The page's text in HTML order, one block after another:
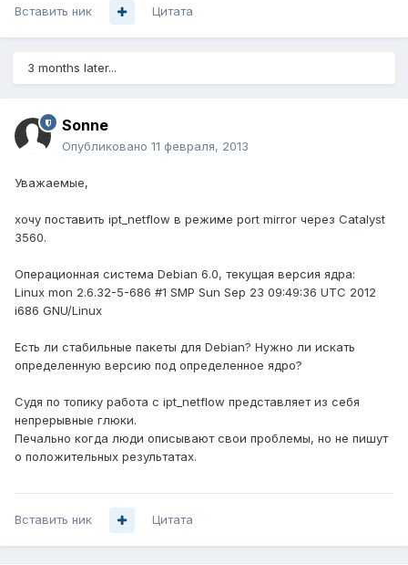
Вставить ник Цитата
3 months later...
Sonne
Опубликовано 11 февраля, 2013
Уважаемые,
хочу поставить ipt_netflow в режиме port mirror через Catalyst
3560.
Операционная система Debian 6.0, текущая версия ядра:
Linux mon 2.6.32-5-686 #1 SMP Sun Sep 23 09:49:36 UTC 2012
i686 GNU/Linux
Есть ли стабильные пакеты для Debian? Нужно ли искать
определенную версию под определенное ядро?
Судя по топику работа с ipt_netflow представляет из себя
непрерывные глюки.
Печально когда люди описывают свои проблемы, но не пишут
о положительных результатах.
Вставить ник Цитата